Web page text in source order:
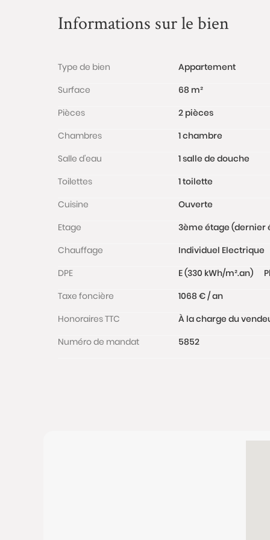
Informations sur le bien
Type de bien
Appartement
Surface
68 m²
Pièces
2 pièces
Chambres
1 chambre
Salle d'eau
1 salle de douche
Toilettes
1 toilette
Cuisine
Ouverte
Etage
3ème étage (dernier
Chauffage
Individuel Electrique
DPE
E (330 kWh/m².an)
Taxe foncière
1068 € / an
Honoraires TTC
À la charge du
Numéro de mandat
5852